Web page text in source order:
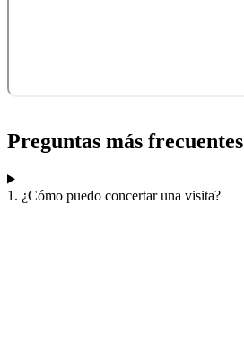
Preguntas más frecuentes
1. ¿Cómo puedo concertar una visita?